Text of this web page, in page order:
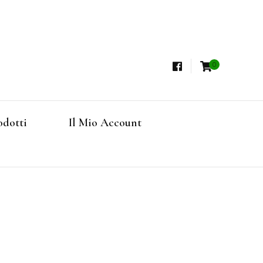
Tisane Terapeutiche Esclusive, Tè Pregiati
0
Il Mio Account